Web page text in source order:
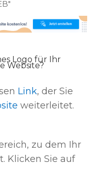
Logo für Ihr
Website?
Link, der Sie
weiterleitet.
zu dem Ihr
Klicken Sie auf